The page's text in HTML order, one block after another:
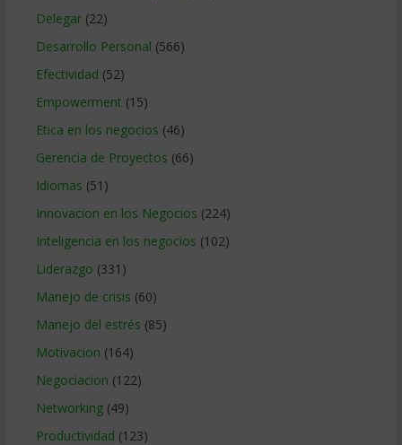
Delegar(22)
Desarrollo Personal (566)
Efectividad (52)
Empowerment (15)
Etica en los negocios (46)
Gerencia de Proyectos (66)
Idiomas (51)
Innovacion en los Negocios (224)
Inteligencia en los negocios (102)
Liderazgo (331)
Manejo de crisis (60)
Manejo del estrés (85)
Motivacion (164)
Negociacion (122)
Networking(49)
Productividad (123)